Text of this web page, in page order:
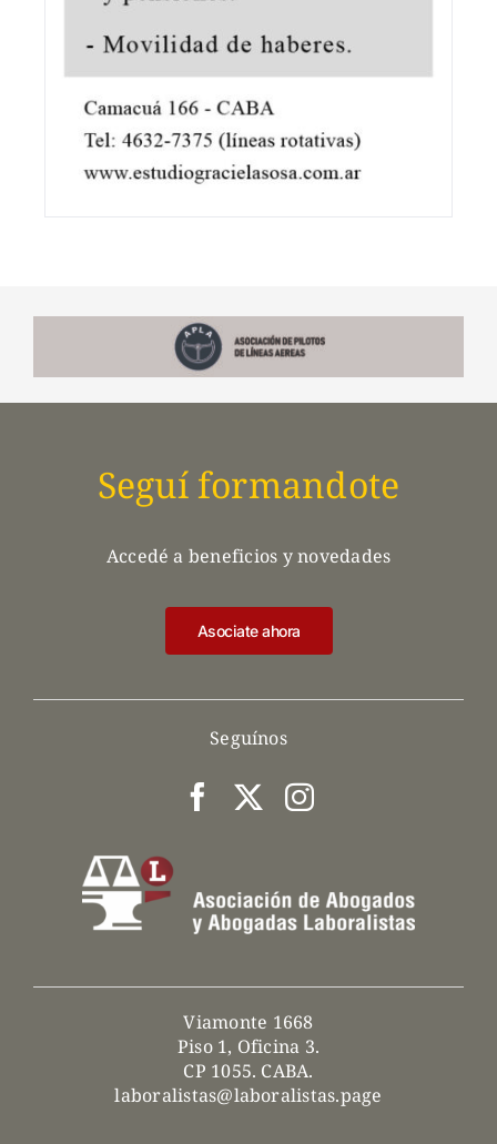
Viamonte 1668
Piso 1, Oficina 3.
CP 1055. CABA.
laboralistas@laboralistas.page
Seguínos
Seguí formandote
Accedé a beneficios y novedades
Asociate ahora